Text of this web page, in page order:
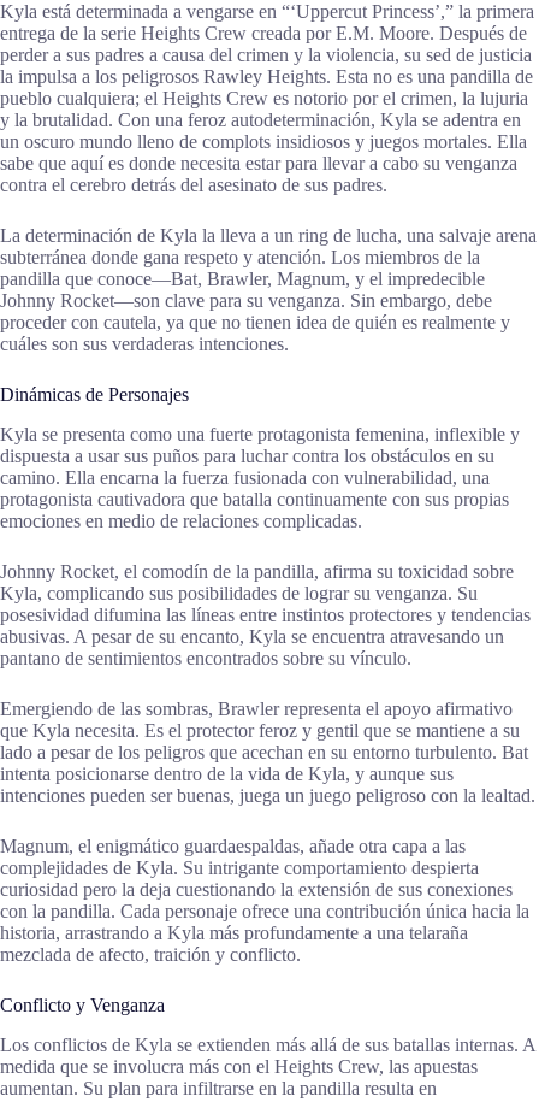
Kyla está determinada a vengarse en “‘Uppercut Princess’,” la primera
entrega de la serie Heights Crew creada por E.M. Moore. Después de
perder a sus padres a causa del crimen y la violencia, su sed de justicia
la impulsa a los peligrosos Rawley Heights. Esta no es una pandilla de
pueblo cualquiera; el Heights Crew es notorio por el crimen, la lujuria
y la brutalidad. Con una feroz autodeterminación, Kyla se adentra en
un oscuro mundo lleno de complots insidiosos y juegos mortales. Ella
sabe que aquí es donde necesita estar para llevar a cabo su venganza
contra el cerebro detrás del asesinato de sus padres.
La determinación de Kyla la lleva a un ring de lucha, una salvaje arena
subterránea donde gana respeto y atención. Los miembros de la
pandilla que conoce—Bat, Brawler, Magnum, y el impredecible
Johnny Rocket—son clave para su venganza. Sin embargo, debe
proceder con cautela, ya que no tienen idea de quién es realmente y
cuáles son sus verdaderas intenciones.
Dinámicas de Personajes
Kyla se presenta como una fuerte protagonista femenina, inflexible y
dispuesta a usar sus puños para luchar contra los obstáculos en su
camino. Ella encarna la fuerza fusionada con vulnerabilidad, una
protagonista cautivadora que batalla continuamente con sus propias
emociones en medio de relaciones complicadas.
Johnny Rocket, el comodín de la pandilla, afirma su toxicidad sobre
Kyla, complicando sus posibilidades de lograr su venganza. Su
posesividad difumina las líneas entre instintos protectores y tendencias
abusivas. A pesar de su encanto, Kyla se encuentra atravesando un
pantano de sentimientos encontrados sobre su vínculo.
Emergiendo de las sombras, Brawler representa el apoyo afirmativo
que Kyla necesita. Es el protector feroz y gentil que se mantiene a su
lado a pesar de los peligros que acechan en su entorno turbulento. Bat
intenta posicionarse dentro de la vida de Kyla, y aunque sus
intenciones pueden ser buenas, juega un juego peligroso con la lealtad.
Magnum, el enigmático guardaespaldas, añade otra capa a las
complejidades de Kyla. Su intrigante comportamiento despierta
curiosidad pero la deja cuestionando la extensión de sus conexiones
con la pandilla. Cada personaje ofrece una contribución única hacia la
historia, arrastrando a Kyla más profundamente a una telaraña
mezclada de afecto, traición y conflicto.
Conflicto y Venganza
Los conflictos de Kyla se extienden más allá de sus batallas internas. A
medida que se involucra más con el Heights Crew, las apuestas
aumentan. Su plan para infiltrarse en la pandilla resulta en